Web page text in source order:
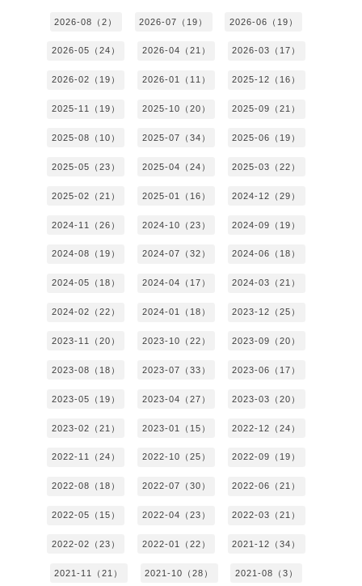
2026-08（2） 2026-07（19） 2026-06（19）
2026-05（24） 2026-04（21） 2026-03（17）
2026-02（19） 2026-01（11） 2025-12（16）
2025-11（19） 2025-10（20） 2025-09（21）
2025-08（10） 2025-07（34） 2025-06（19）
2025-05（23） 2025-04（24） 2025-03（22）
2025-02（21） 2025-01（16） 2024-12（29）
2024-11（26） 2024-10（23） 2024-09（19）
2024-08（19） 2024-07（32） 2024-06（18）
2024-05（18） 2024-04（17） 2024-03（21）
2024-02（22） 2024-01（18） 2023-12（25）
2023-11（20） 2023-10（22） 2023-09（20）
2023-08（18） 2023-07（33） 2023-06（17）
2023-05（19） 2023-04（27） 2023-03（20）
2023-02（21） 2023-01（15） 2022-12（24）
2022-11（24） 2022-10（25） 2022-09（19）
2022-08（18） 2022-07（30） 2022-06（21）
2022-05（15） 2022-04（23） 2022-03（21）
2022-02（23） 2022-01（22） 2021-12（34）
2021-11（21） 2021-10（28） 2021-08（3）